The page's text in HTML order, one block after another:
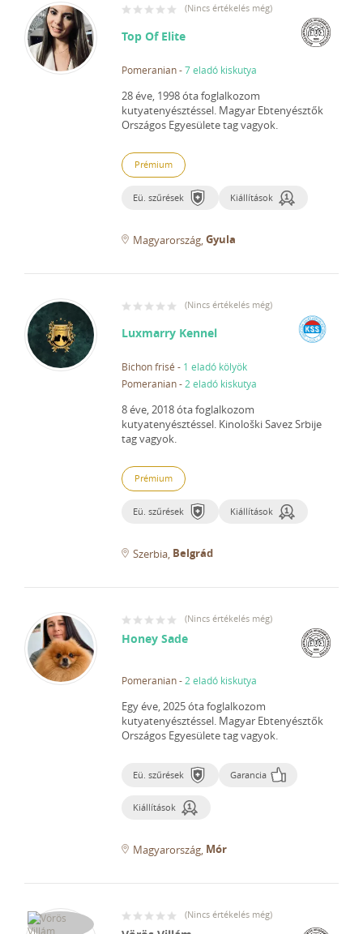
(Nincs értékelés még)
Top Of Elite
Pomeranian-7 eladó kiskutya
28 éve, 1998 óta foglalkozom
kutyatenyésztéssel. Magyar Ebtenyésztők
Országos Egyesülete tag vagyok.
Prémium
Eü. szűrések Kiállítások
Magyarország Gyula
(Nincs értékelés még)
Luxmarry Kennel
Bichon frisé - 1 eladó kölyök
Pomeranian- 2 eladó kiskutya
8 éve, 2018 óta foglalkozom
kutyatenyésztéssel. Kinološki Savez Srbije
tag vagyok.
Prémium
Eü. szűrések Kiállítások
Szerbia Belgrád
(Nincs értékelés még)
Honey Sade
Pomeranian- 2 eladó kiskutya
Egy éve, 2025 óta foglalkozom
kutyatenyésztéssel. Magyar Ebtenyésztők
Országos Egyesülete tag vagyok.
Eü. szűrések Garancia
Kiállítások
Magyarország Mór
(Nincs értékelés még)